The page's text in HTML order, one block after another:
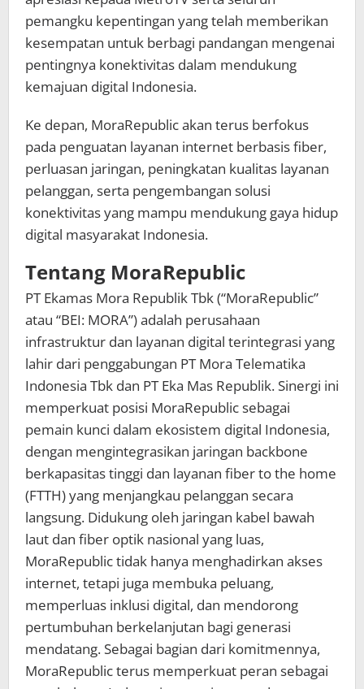
pemangku kepentingan yang telah memberikan
kesempatan untuk berbagi pandangan mengenai
pentingnya konektivitas dalam mendukung
kemajuan digital Indonesia.
Ke depan, MoraRepublic akan terus berfokus
pada penguatan layanan internet berbasis fiber,
perluasan jaringan, peningkatan kualitas layanan
pelanggan, serta pengembangan solusi
konektivitas yang mampu mendukung gaya hidup
digital masyarakat Indonesia.
Tentang MoraRepublic
PT Ekamas Mora Republik Tbk (“MoraRepublic”
atau “BEI: MORA”) adalah perusahaan
infrastruktur dan layanan digital terintegrasi yang
lahir dari penggabungan PT Mora Telematika
Indonesia Tbk dan PT Eka Mas Republik. Sinergi ini
memperkuat posisi MoraRepublic sebagai
pemain kunci dalam ekosistem digital Indonesia,
dengan mengintegrasikan jaringan backbone
berkapasitas tinggi dan layanan fiber to the home
(FTTH) yang menjangkau pelanggan secara
langsung. Didukung oleh jaringan kabel bawah
laut dan fiber optik nasional yang luas,
MoraRepublic tidak hanya menghadirkan akses
internet, tetapi juga membuka peluang,
memperluas inklusi digital, dan mendorong
pertumbuhan berkelanjutan bagi generasi
mendatang. Sebagai bagian dari komitmennya,
MoraRepublic terus memperkuat peran sebagai